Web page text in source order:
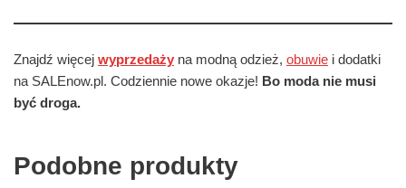
Znajdź więcej wyprzedaży na modną odzież, obuwie i dodatki
na SALEnow.pl. Codziennie nowe okazje! Bo moda nie musi
być droga.
Podobne produkty